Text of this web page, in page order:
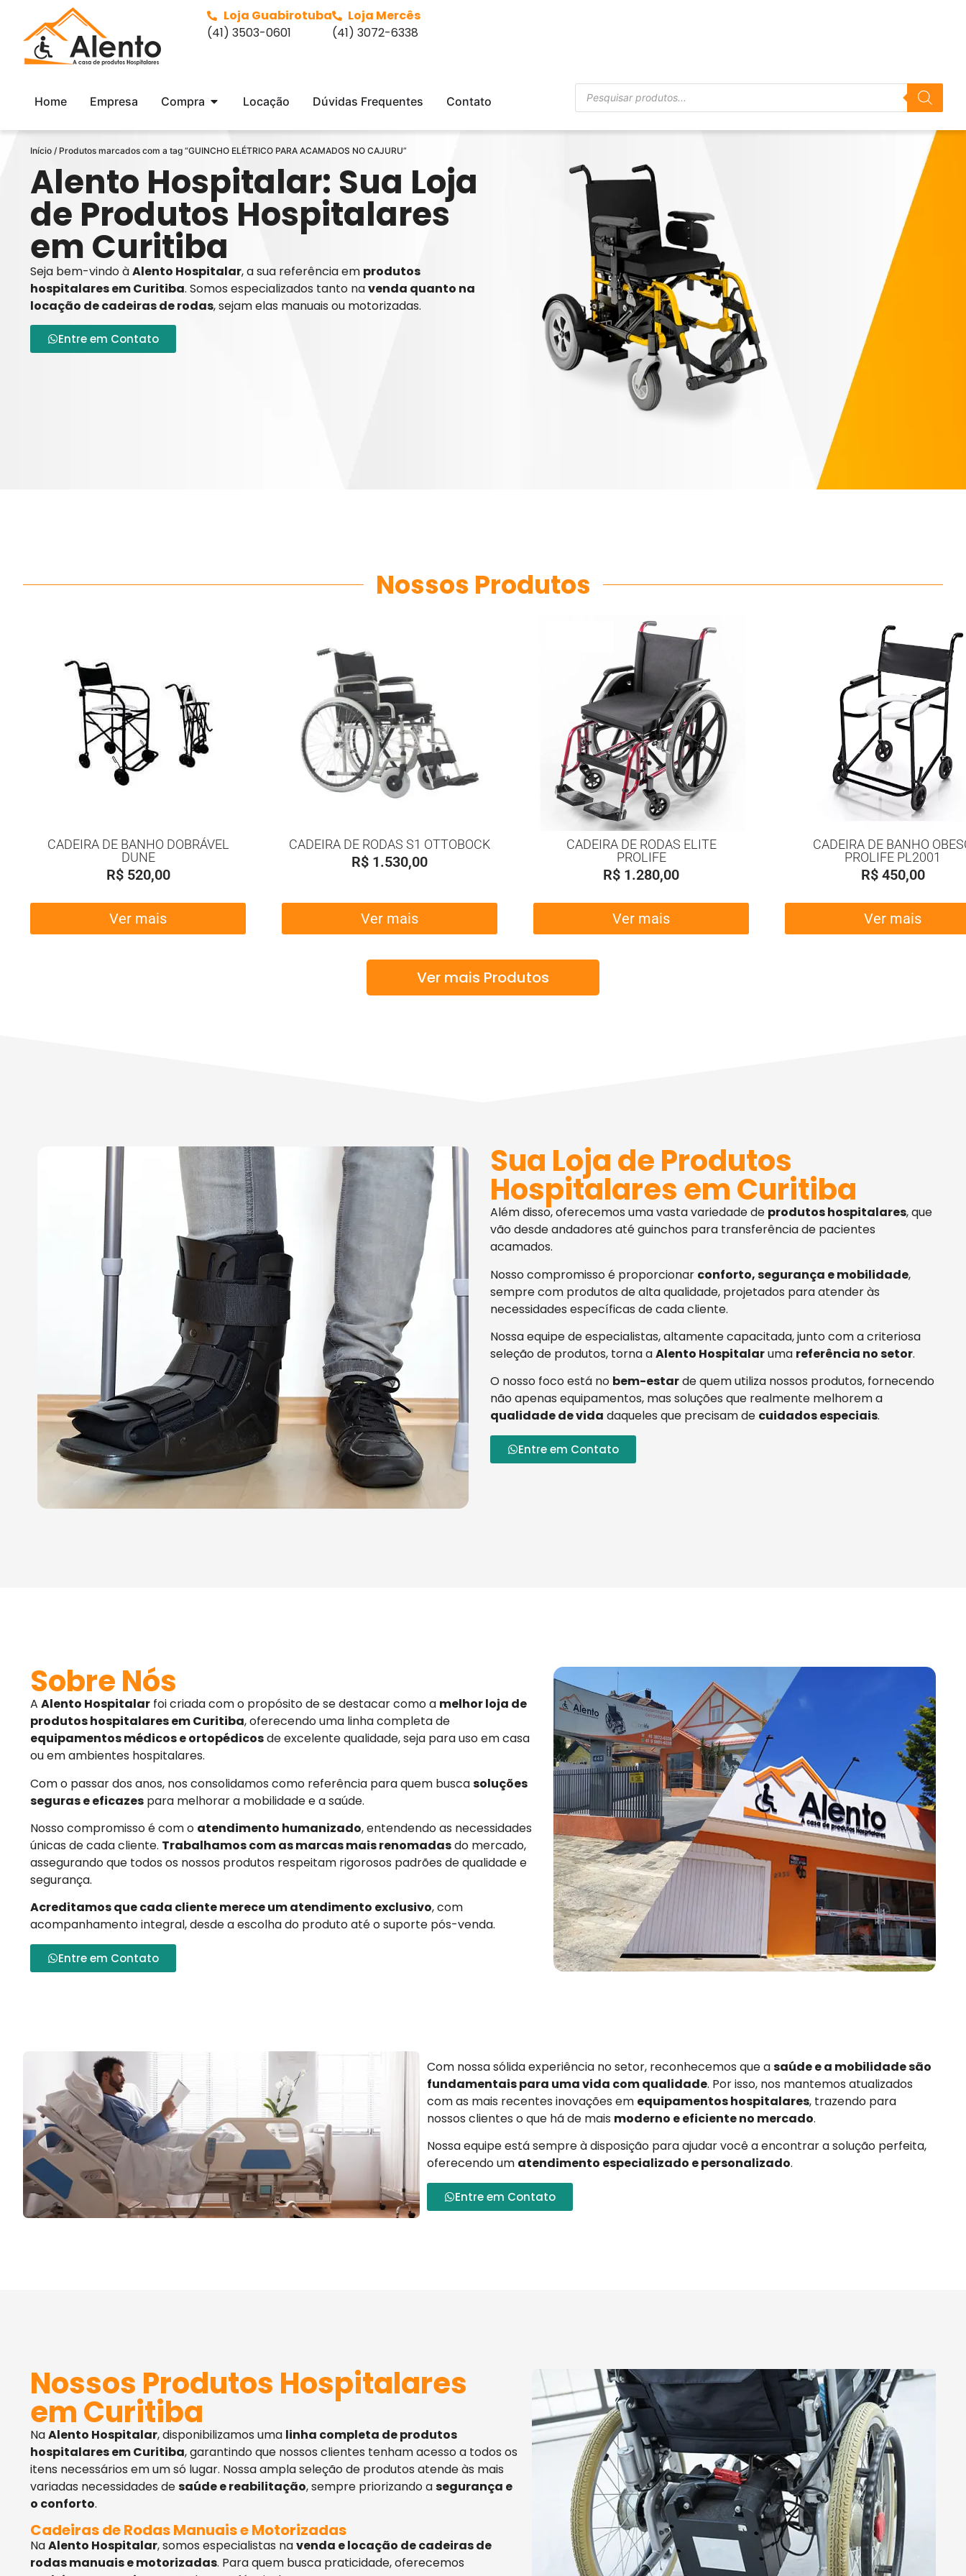
Loja Guabirotuba
(41) 3503-0601
Loja Mercês
(41) 3072-6338
Home Empresa Compra Locação Dúvidas Frequentes Contato
Início / Produtos marcados com a tag “GUINCHO ELÉTRICO PARA ACAMADOS NO CAJURU”
Alento Hospitalar: Sua Loja
de Produtos Hospitalares
em Curitiba
Seja bem-vindo àAlento Hospitalar, a sua referência em produtos
hospitalares em Curitiba. Somos especializados tanto navenda quanto na
locação de cadeiras de rodas, sejam elas manuais ou motorizadas.
Entre em Contato
Nossos Produtos
CADEIRA DE BANHO DOBRÁVEL
DUNE
R$520,00
Ver mais
CADEIRA DE RODAS S1 OTTOBOCK
R$ 1.530,00
Ver mais
CADEIRA DE RODAS ELITE
PROLIFE
R$ 1.280,00
Ver mais
CADEIRA DE BANHO
PROLIFE PL2001
R$450,00
Ver mais
Ver mais Produtos
Sua Loja de Produtos
Hospitalares em Curitiba
Além disso, oferecemos uma vasta variedade de produtos hospitalares, que
vão desde andadores até guinchos para transferência de pacientes
acamados.
Nosso compromisso é proporcionar conforto, segurança e mobilidade,
sempre com produtos de alta qualidade, projetados para atender às
necessidades específicas de cada cliente.
Nossa equipe de especialistas, altamente capacitada, junto com a criteriosa
seleção de produtos, torna aAlento Hospitalaruma referência no setor.
O nosso foco está no bem-estarde quem utiliza nossos produtos, fornecendo
não apenas equipamentos, mas soluções que realmente melhorem a
qualidade de vida daqueles que precisam de cuidados especiais.
Entre em Contato
Sobre Nós
A Alento Hospitalar foi criada com o propósito de se destacar como a melhor loja de
produtos hospitalares em Curitiba, oferecendo uma linha completa de
equipamentos médicos e ortopédicosde excelente qualidade, seja para uso em casa
ou em ambientes hospitalares.
Com o passar dos anos, nos consolidamos como referência para quem buscasoluções
seguras e eficazes para melhorar a mobilidade e a saúde.
Nosso compromisso é com o atendimento humanizado, entendendo as necessidades
únicas de cada cliente. Trabalhamos com as marcas mais renomadasdo mercado,
assegurando que todos os nossos produtos respeitam rigorosos padrões de qualidade e
segurança.
Acreditamos que cada cliente merece um atendimento exclusivo, com
acompanhamento integral, desde a escolha do produto até o suporte pós-venda.
Entre em Contato
Com nossa sólida experiência no setor, reconhecemos que asaúde e a mobilidade são
fundamentais para uma vida com qualidade. Por isso, nos mantemos atualizados
com as mais recentes inovações em equipamentos hospitalares, trazendo para
nossos clientes o que há de mais moderno e eficiente no mercado.
Nossa equipe está sempre à disposição para ajudar você a encontrar a solução perfeita,
oferecendo um atendimento especializado e personalizado.
Entre em Contato
Nossos Produtos Hospitalares
em Curitiba
NaAlento Hospitalar, disponibilizamos uma linha completa de produtos
hospitalares em Curitiba, garantindo que nossos clientes tenham acesso a todos os
itens necessários em um só lugar. Nossa ampla seleção de produtos atende às mais
variadas necessidades desaúde e reabilitação, sempre priorizando asegurança e
o conforto.
Cadeiras de Rodas Manuais e Motorizadas
NaAlento Hospitalar, somos especialistas navenda e locação de cadeiras de
rodas manuais e motorizadas. Para quem busca praticidade, oferecemos